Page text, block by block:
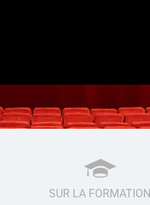
SUR LA FORMATION